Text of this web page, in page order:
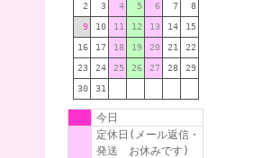
2 3 4 5 6 7 8
9 10 11 12 13 14 15
16 17 18 19 20 21 22
23 24 25 26 27 28 29
30 31
今日
定休日(メール返信・
発送 お休みです)